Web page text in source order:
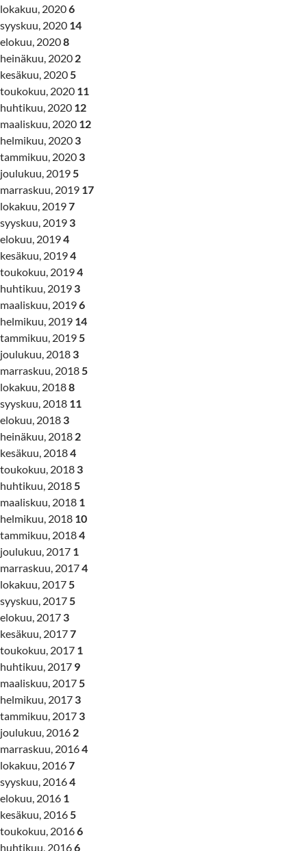
lokakuu, 20206
syyskuu, 2020 14
elokuu, 20208
heinäkuu, 2020 2
kesäkuu, 20205
toukokuu, 2020 11
huhtikuu, 2020 12
maaliskuu, 2020 12
helmikuu, 2020 3
tammikuu, 2020 3
joulukuu, 20195
marraskuu, 2019 17
lokakuu, 20197
syyskuu, 2019 3
elokuu, 20194
kesäkuu, 20194
toukokuu, 20194
huhtikuu, 2019 3
maaliskuu, 20196
helmikuu, 2019 14
tammikuu, 20195
joulukuu, 2018 3
marraskuu, 20185
lokakuu, 20188
syyskuu, 2018 11
elokuu, 2018 3
heinäkuu, 2018 2
kesäkuu, 20184
toukokuu, 2018 3
huhtikuu, 20185
maaliskuu, 2018 1
helmikuu, 2018 10
tammikuu, 20184
joulukuu, 2017 1
marraskuu, 20174
lokakuu, 20175
syyskuu, 20175
elokuu, 2017 3
kesäkuu, 20177
toukokuu, 2017 1
huhtikuu, 2017 9
maaliskuu, 20175
helmikuu, 2017 3
tammikuu, 2017 3
joulukuu, 2016 2
marraskuu, 20164
lokakuu, 20167
syyskuu, 20164
elokuu, 2016 1
kesäkuu, 20165
toukokuu, 20166
huhtikuu, 20166